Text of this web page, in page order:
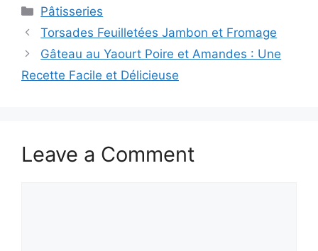
Categories
Pâtisseries
Torsades Feuilletées Jambon et Fromage
Gâteau au Yaourt Poire et Amandes : Une
Recette Facile et Délicieuse
Leave a Comment